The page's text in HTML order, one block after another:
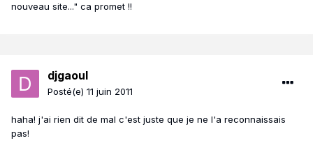
nouveau site..." ca promet !!
djgaoul
Posté(e) 11 juin 2011
haha! j'ai rien dit de mal c'est juste que je ne l'a reconnaissais
pas!